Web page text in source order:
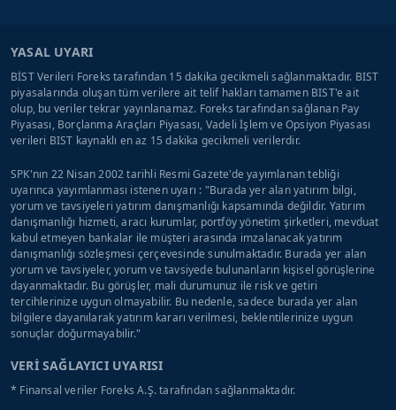
YASAL UYARI
BİST Verileri Foreks tarafından 15 dakika gecikmeli sağlanmaktadır. BIST
piyasalarında oluşan tüm verilere ait telif hakları tamamen BIST'e ait
olup, bu veriler tekrar yayınlanamaz. Foreks tarafından sağlanan Pay
Piyasası, Borçlanma Araçları Piyasası, Vadeli İşlem ve Opsiyon Piyasası
verileri BIST kaynaklı en az 15 dakika gecikmeli verilerdir.
SPK'nın 22 Nisan 2002 tarihli Resmi Gazete'de yayımlanan tebliği
uyarınca yayımlanması istenen uyarı : "Burada yer alan yatırım bilgi,
yorum ve tavsiyeleri yatırım danışmanlığı kapsamında değildir. Yatırım
danışmanlığı hizmeti, aracı kurumlar, portföy yönetim şirketleri, mevduat
kabul etmeyen bankalar ile müşteri arasında imzalanacak yatırım
danışmanlığı sözleşmesi çerçevesinde sunulmaktadır. Burada yer alan
yorum ve tavsiyeler, yorum ve tavsiyede bulunanların kişisel görüşlerine
dayanmaktadır. Bu görüşler, mali durumunuz ile risk ve getiri
tercihlerinize uygun olmayabilir. Bu nedenle, sadece burada yer alan
bilgilere dayanılarak yatırım kararı verilmesi, beklentilerinize uygun
sonuçlar doğurmayabilir."
VERİ SAĞLAYICI UYARISI
* Finansal veriler Foreks A.Ş. tarafından sağlanmaktadır.